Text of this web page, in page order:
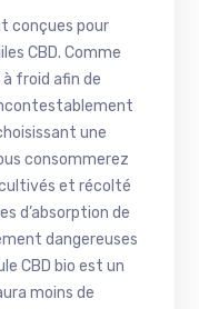
conçues pour
CBD. Comme
froid afin de
une
consommerez
cultivés et récolté
d’absorption de
dangereuses
CBD bio est un
moins de